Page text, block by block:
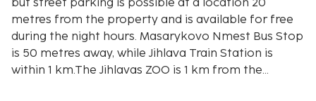
but street parking is possible at a location 20
metres from the property and is available for free
during the night hours. Masarykovo Nmest Bus Stop
is 50 metres away, while Jihlava Train Station is
within 1 km.The Jihlavas ZOO is 1 km from the